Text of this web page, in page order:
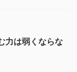
力は弱くならな